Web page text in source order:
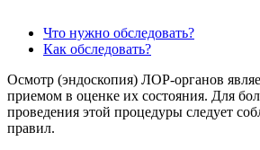
Что нужно обследовать?
Как обследовать?
Осмотр (эндоскопия) ЛОР-органов
приемом в оценке их состояния. Для
проведения этой процедуры следует
правил.